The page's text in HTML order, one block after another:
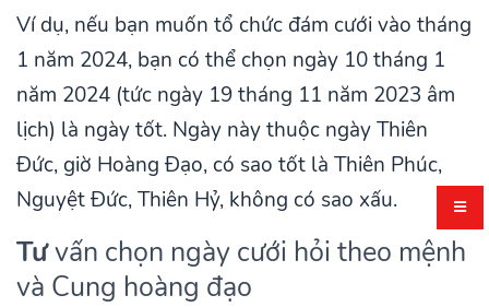
Ví dụ, nếu bạn muốn tổ chức đám cưới vào tháng
1 năm 2024, bạn có thể chọn ngày 10 tháng 1
năm 2024 (tức ngày 19 tháng 11 năm 2023 âm
lịch) là ngày tốt. Ngày này thuộc ngày Thiên
Đức, giờ Hoàng Đạo, có sao tốt là Thiên Phúc,
Nguyệt Đức, Thiên Hỷ, không có sao xấu.
Tưvấn chọn ngày cưới hỏi theo mệnh
và Cung hoàng đạo